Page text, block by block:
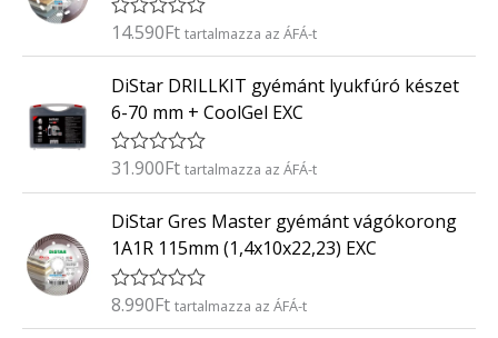
É
é
k
e
l
s
:
/
5
14.590Ft tartalmazza az ÁFÁ-t
DiStar DRILLKIT gyémánt lyukfúró készet
6-70 mm + CoolGel EXC
É
é
k
e
l
é
s
:
31.900Ft tartalmazza az ÁFÁ-t
DiStar Gres Master gyémánt vágókorong
1A1R 115mm (1,4x10x22,23) EXC
É
8.990Ft tartalmazza az ÁFÁ-t